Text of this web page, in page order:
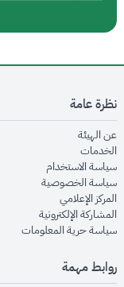
نظرة عامة
عن الهيئةin new window
الخدماتin new window
سياسة الاستخدام
سياسة الخصوصيةwindow
المركز الإعلاميwindow
المشاركة الإلكترونيةwindow
سياسة حرية المعلومات
روابط مهمة